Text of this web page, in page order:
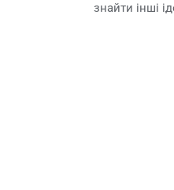
знайти інші